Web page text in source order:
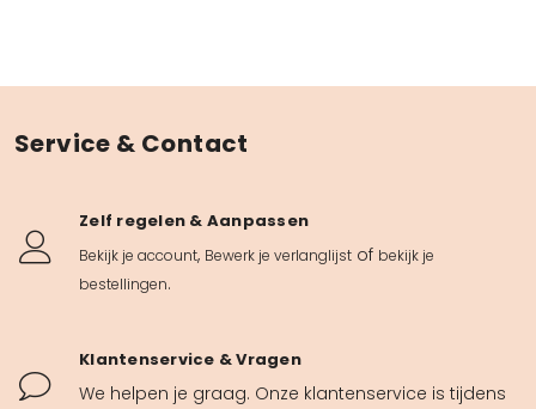
Service & Contact
Zelf regelen & Aanpassen
Bekijk je account, Bewerk je verlanglijst of bekijk je
bestellingen.
Klantenservice & Vragen
We helpen je graag. Onze klantenservice is tijdens